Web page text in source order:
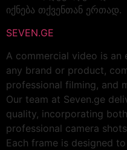
იქნება თქვენთან ერთად.
SEVEN.GE
A commercial video is
any brand or product,
professional filming, and
Our team at Seven.ge
quality, incorporating
professional camera
Each frame is designed